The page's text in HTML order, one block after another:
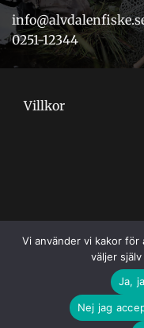
0251-12344
Villkor
Vi använder vi kakor
väljer
Ja,
Nej jag